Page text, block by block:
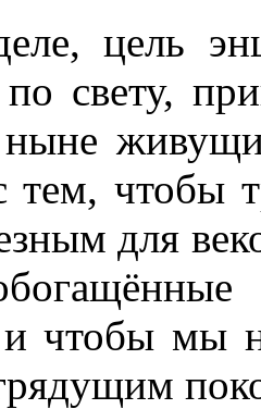
цель
по свету,
тем, чтобы
для
и чтобы мы